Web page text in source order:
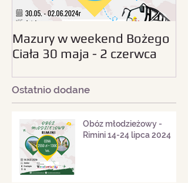
Mazury w weekend Bożego
Ciała 30 maja - 2 czerwca
Ostatnio dodane
Obóz młodzieżowy -
Rimini 14-24 lipca 2024